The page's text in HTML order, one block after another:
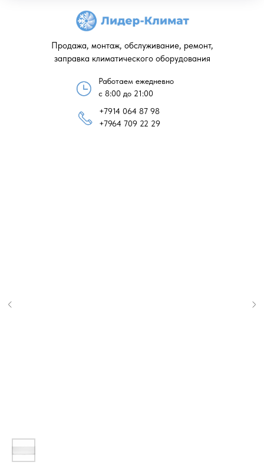
Работаем ежедневно
с 8:00 до 21:00
+7914 064 87 98
+7964 709 22 29
Продажа, монтаж, обслуживание, ремонт,
заправка климатического оборудования